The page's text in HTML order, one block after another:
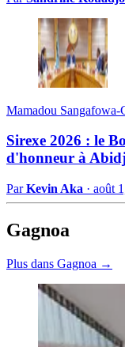
Mamadou
Sirexe 2026 : le
d'honneur à
ParKevin Aka · août
Gagnoa
Plus dans Gagnoa →